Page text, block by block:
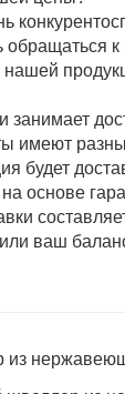
обращаться
занимает
имеют
будет
основе
ваш
из